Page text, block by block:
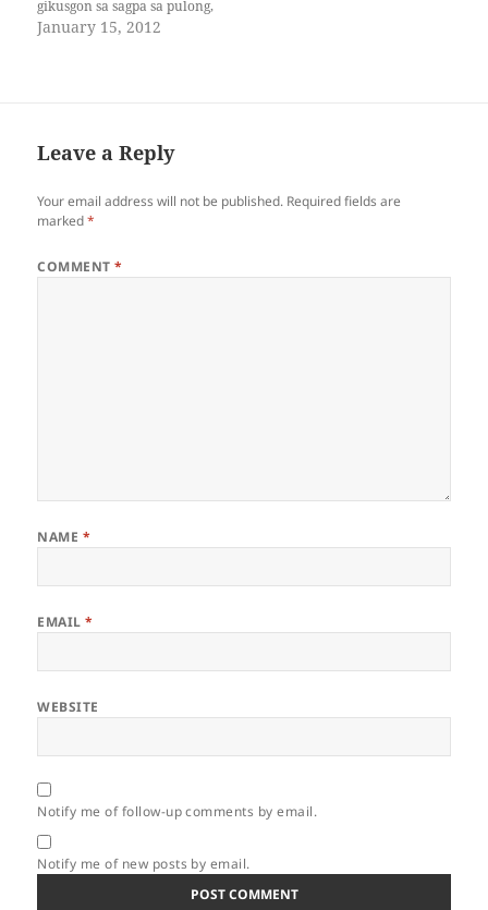
sa sulog sa…
gikusgon sa sagpa sa pulong,
sa kahapdos nga karon pa
January 15, 2012
Leave a Reply
Your email address will not be published. Required fields are
marked*
COMMENT*
NAME *
EMAIL*
WEBSITE
Notify me of follow-up comments by email.
Notify me of new posts by email.